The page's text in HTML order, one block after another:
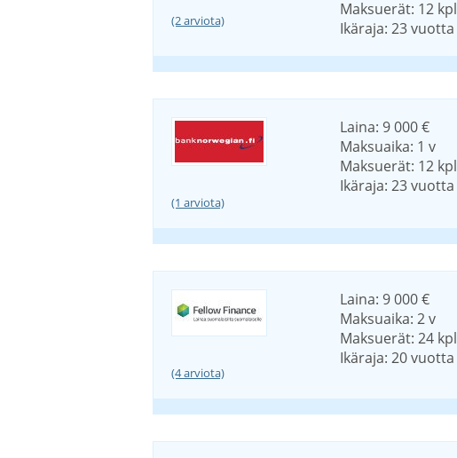
(2 arviota)
Maksuerät: 12 kpl
Ikäraja: 23 vuotta
(1 arviota)
Laina: 9 000 €
Maksuaika: 1 v
Maksuerät: 12 kpl
Ikäraja: 23 vuotta
(4 arviota)
Laina: 9 000 €
Maksuaika: 2 v
Maksuerät: 24 kpl
Ikäraja: 20 vuotta